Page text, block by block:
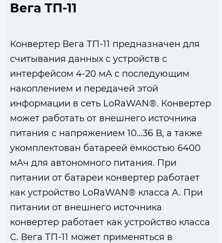
Вега ТП-11
Конвертер Вега ТП-11 предназначен для
считывания данных с устройств с
интерфейсом 4-20 мА с последующим
накоплением и передачей этой
информации в сеть LoRaWAN®. Конвертер
может работать от внешнего источника
питания с напряжением 10…36 В, а также
укомплектован батареей ёмкостью 6400
мАч для автономного питания. При
питании от батареи конвертер работает
как устройство LoRaWAN® класса A. При
питании от внешнего источника
конвертер работает как устройство класса
С. Вега ТП-11 может применяться в